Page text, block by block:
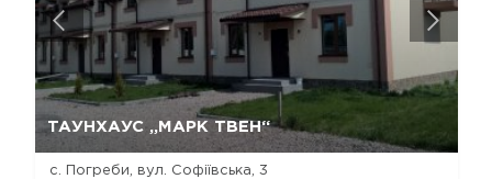
ТАУНХАУС „МАРК ТВЕН“
с. Погреби, вул. Софіївська, 3
Так, видалити